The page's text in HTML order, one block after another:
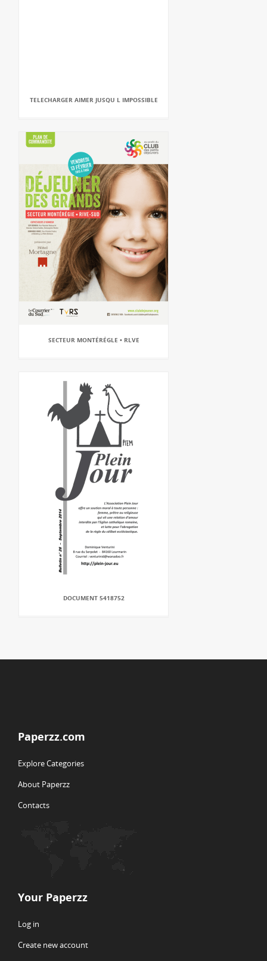
TELECHARGER AIMER JUSQU L IMPOSSIBLE
SECTEUR MONTÉRÉGLE • RLVE
DOCUMENT 5418752
Paperzz.com
Explore Categories
About Paperzz
Contacts
Your Paperzz
Log in
Create new account